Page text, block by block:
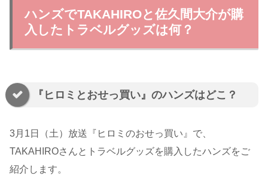
ハンズでTAKAHIROと佐久間大介が購
入したトラベルグッズは何？
『ヒロミとおせっ買い』のハンズはどこ？
3月1日（土）放送『ヒロミのおせっ買い』で、
TAKAHIROさんとトラベルグッズを購入したハンズをご
紹介します。